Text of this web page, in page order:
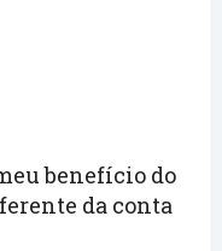
benefício do
da conta